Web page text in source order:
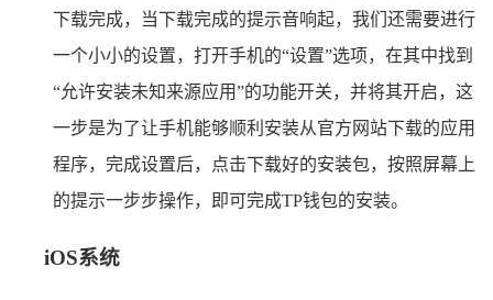
下载完成，当下载完成的提示音响起，我们还需要进行
一个小小的设置，打开手机的“设置”选项，在其中找到
“允许安装未知来源应用”的功能开关，并将其开启，这
一步是为了让手机能够顺利安装从官方网站下载的应用
程序，完成设置后，点击下载好的安装包，按照屏幕上
的提示一步步操作，即可完成TP钱包的安装。
iOS系统